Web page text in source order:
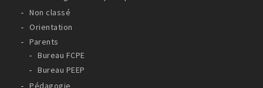
Non classé
Orientation
Parents
Bureau FCPE
Bureau PEEP
Pédagogie